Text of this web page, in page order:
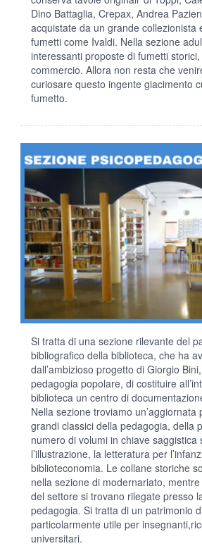
Dino Battaglia, Crepax, Andrea
acquistate da un grande collezionista
fumetti come Ivaldi. Nella sezione
interessanti proposte di fumetti
commercio. Allora non resta che
curiosare questo ingente giacimento
fumetto.
Si tratta di una sezione rilevante del
bibliografico della biblioteca, che ha
dall’ambizioso progetto di Giorgio
pedagogia popolare, di costituire
biblioteca un centro di
Nella sezione troviamo un’aggiornata
grandi classici della pedagogia, della
numero di volumi in chiave saggistica
l’illustrazione, la letteratura per
biblioteconomia. Le collane storiche
nella sezione di modernariato,
del settore si trovano rilegate presso
pedagogia. Si tratta di un patrimonio
particolarmente utile per
universitari.